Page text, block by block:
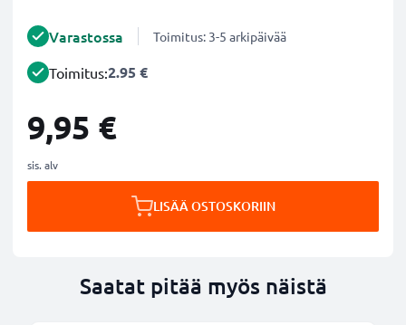
Varastossa Toimitus: 3-5 arkipäivää
Toimitus:2.95 €
9,95 €
sis. alv
LISÄÄ OSTOSKORIIN
Saatat pitää myös näistä